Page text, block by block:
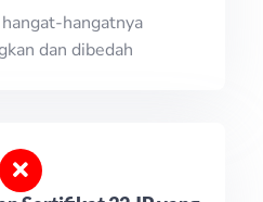
hangatnya
dan dibedah